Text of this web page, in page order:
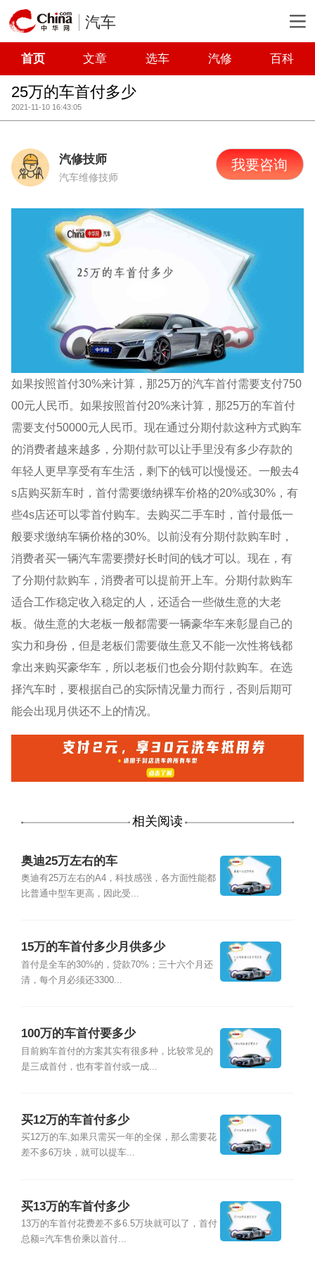
汽车
首页 文章 选车 汽修 百科
25万的车首付多少
2021-11-10 16:43:05
汽修技师
汽车维修技师
我要咨询
如果按照首付30%来计算，那25万的汽车首付需要支付750
00元人民币。如果按照首付20%来计算，那25万的车首付
需要支付50000元人民币。现在通过分期付款这种方式购车
的消费者越来越多，分期付款可以让手里没有多少存款的
年轻人更早享受有车生活，剩下的钱可以慢慢还。一般去4
s店购买新车时，首付需要缴纳裸车价格的20%或30%，有
些4s店还可以零首付购车。去购买二手车时，首付最低一
般要求缴纳车辆价格的30%。以前没有分期付款购车时，
消费者买一辆汽车需要攒好长时间的钱才可以。现在，有
了分期付款购车，消费者可以提前开上车。分期付款购车
适合工作稳定收入稳定的人，还适合一些做生意的大老
板。做生意的大老板一般都需要一辆豪华车来彰显自己的
实力和身份，但是老板们需要做生意又不能一次性将钱都
拿出来购买豪华车，所以老板们也会分期付款购车。在选
择汽车时，要根据自己的实际情况量力而行，否则后期可
能会出现月供还不上的情况。
相关阅读
奥迪25万左右的车
奥迪有25万左右的A4，科技感强，各方面性能都
比普通中型车更高，因此受...
15万的车首付多少月供多少
首付是全车的30%的，贷款70%；三十六个月还
清，每个月必须还3300...
100万的车首付要多少
目前购车首付的方案其实有很多种，比较常见的
是三成首付，也有零首付或一成...
买12万的车首付多少
买12万的车,如果只需买一年的全保，那么需要花
差不多6万块，就可以提车...
买13万的车首付多少
13万的车首付花费差不多6.5万块就可以了，首付
总额=汽车售价乘以首付...